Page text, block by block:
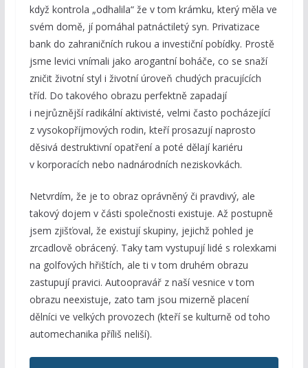
když kontrola „odhalila“ že v tom krámku, který měla ve
svém domě, jí pomáhal patnáctiletý syn. Privatizace
bank do zahraničních rukou a investiční pobídky. Prostě
jsme levici vnímali jako arogantní boháče, co se snaží
zničit životní styl i životní úroveň chudých pracujících
tříd. Do takového obrazu perfektně zapadají
i nejrůznější radikální aktivisté, velmi často pocházející
z vysokopříjmových rodin, kteří prosazují naprosto
děsivá destruktivní opatření a poté dělají kariéru
v korporacích nebo nadnárodních neziskovkách.
Netvrdím, že je to obraz oprávněný či pravdivý, ale
takový dojem v části společnosti existuje. Až postupně
jsem zjišťoval, že existují skupiny, jejichž pohled je
zrcadlově obrácený. Taky tam vystupují lidé s rolexkami
na golfových hřištích, ale ti v tom druhém obrazu
zastupují pravici. Autoopravář z naší vesnice v tom
obrazu neexistuje, zato tam jsou mizerně placení
dělníci ve velkých provozech (kteří se kulturně od toho
automechanika příliš neliší).